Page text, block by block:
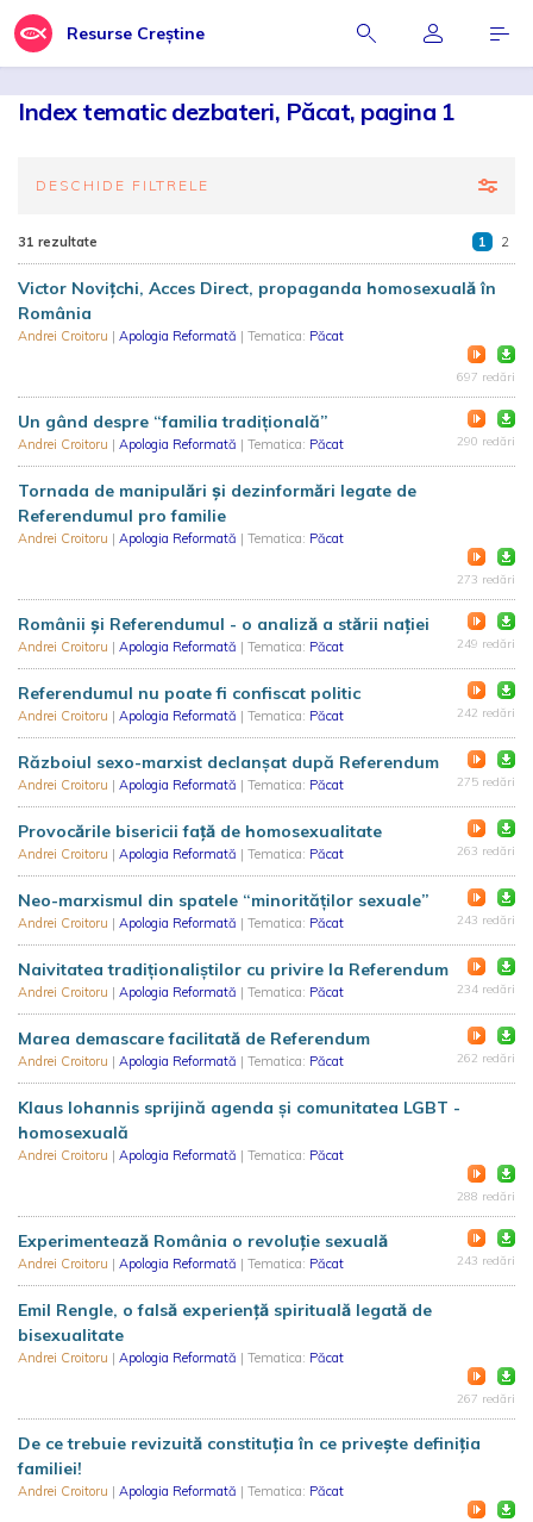
Resurse Creștine
Index tematic dezbateri, Păcat, pagina 1
DESCHIDE FILTRELE
31 rezultate 1 2
Victor Novițchi, Acces Direct, propaganda homosexuală în
România
Andrei Croitoru | Apologia Reformată | Tematica: Păcat
697 redări
Un gând despre “familia tradițională”
Andrei Croitoru | Apologia Reformată | Tematica: Păcat 290 redări
Tornada de manipulări și dezinformări legate de
Referendumul pro familie
Andrei Croitoru | Apologia Reformată | Tematica: Păcat
273 redări
Românii și Referendumul - o analiză a stării nației
Andrei Croitoru | Apologia Reformată | Tematica: Păcat 249 redări
Referendumul nu poate fi confiscat politic
Andrei Croitoru | Apologia Reformată | Tematica: Păcat 242 redări
Războiul sexo-marxist declanșat după Referendum
Andrei Croitoru | Apologia Reformată | Tematica: Păcat 275 redări
Provocările bisericii față de homosexualitate
Andrei Croitoru | Apologia Reformată | Tematica: Păcat 263 redări
Neo-marxismul din spatele “minorităților sexuale”
Andrei Croitoru | Apologia Reformată | Tematica: Păcat 243 redări
Naivitatea tradiționaliștilor cu privire la Referendum
Andrei Croitoru | Apologia Reformată | Tematica: Păcat 234 redări
Marea demascare facilitată de Referendum
Andrei Croitoru | Apologia Reformată | Tematica: Păcat 262 redări
Klaus Iohannis sprijină agenda și comunitatea LGBT -
homosexuală
Andrei Croitoru | Apologia Reformată | Tematica: Păcat
288 redări
Experimentează România o revoluție sexuală
Andrei Croitoru | Apologia Reformată | Tematica: Păcat 243 redări
Emil Rengle, o falsă experiență spirituală legată de
bisexualitate
Andrei Croitoru | Apologia Reformată | Tematica: Păcat
267 redări
De ce trebuie revizuită constituția în ce privește definiția
familiei!
Andrei Croitoru | Apologia Reformată | Tematica: Păcat